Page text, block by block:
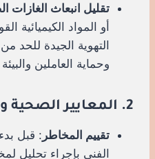
تقليل انبعاث الغازات
أو المواد الكيميائية
التهوية الجيدة للحد
وحماية العاملين
2. المعايير الصحية والسلامة المهنية
تقييم المخاطر : قبل